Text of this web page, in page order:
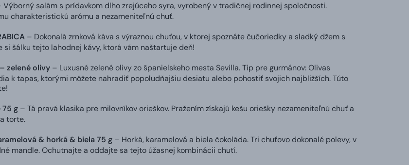
salám s prídavkom dlho zrejúceho syra, vyrobený v tradičnej rodinnej spoločnosti.
charakteristickú arómu a nezameniteľnú chuť.
– Dokonalá zrnková káva s výraznou chuťou, v ktorej spoznáte čučoriedky a sladký džem s
si šálku tejto lahodnej kávy, ktorá vám naštartuje deň!
zelené olivy– Luxusné zelené olivy zo španielskeho mesta Sevilla. Tip pre gurmánov: Olivas
k tapas, ktorými môžete nahradiť popoludňajšiu desiatu alebo pohostiť svojich najbližších. Túto
75 g– Tá pravá klasika pre milovníkov orieškov. Pražením získajú kešu oriešky nezameniteľnú chuť a
torte.
& horká & biela 75 g– Horká, karamelová a biela čokoláda. Tri chuťovo dokonalé polevy, v
mandle. Ochutnajte a oddajte sa tejto úžasnej kombinácii chutí.